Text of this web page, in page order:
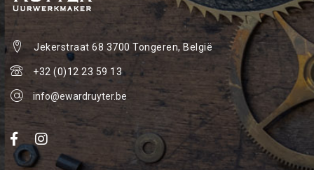
Jekerstraat 68 3700 Tongeren, België
+32 (0)12 23 59 13
info@ewardruyter.be